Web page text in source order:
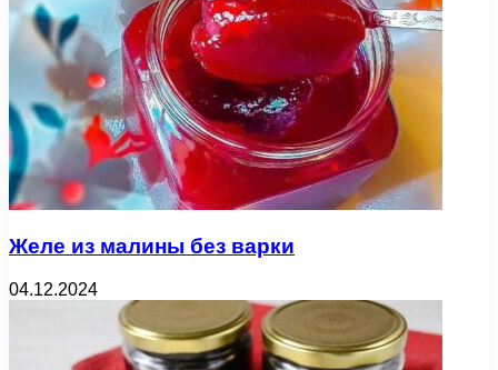
Желе из малины без варки
04.12.2024